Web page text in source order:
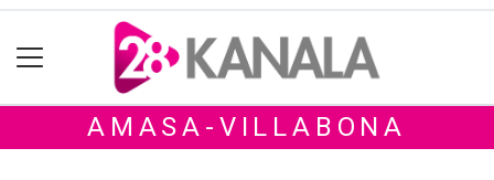
AMASA-VILLABONA